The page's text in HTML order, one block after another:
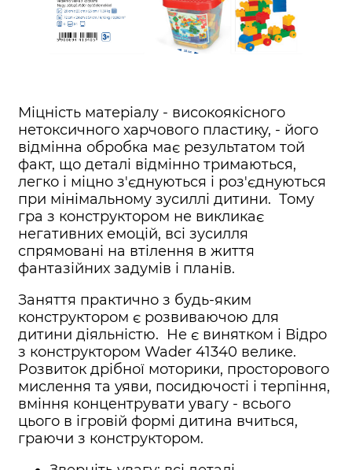
Міцність матеріалу - високоякісного
нетоксичного харчового пластику, - його
відмінна обробка має результатом той
факт, що деталі відмінно тримаються,
легко і міцно з'єднуються і роз'єднуються
при мінімальному зусиллі дитини. Тому
гра з конструктором не викликає
негативних емоцій, всі зусилля
спрямовані на втілення в життя
фантазійних задумів і планів.
Заняття практично з будь-яким
конструктором є розвиваючою для
дитини діяльністю. Не є винятком і Відро
з конструктором Wader 41340 велике.
Розвиток дрібної моторики, просторового
мислення та уяви, посидючості і терпіння,
вміння концентрувати увагу - всього
цього в ігровій формі дитина вчиться,
граючи з конструктором.